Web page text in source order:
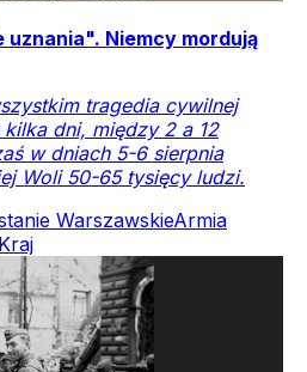
uznania". Niemcy mordują
tragedia cywilnej
dni, między 2 a 12
w dniach 5-6 sierpnia
Woli 50-65 tysięcy ludzi.
WarszawskieArmia
Kraj